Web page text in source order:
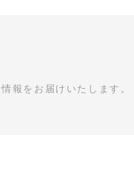
報をお届けいたします。